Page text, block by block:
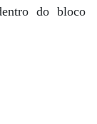
do bloco